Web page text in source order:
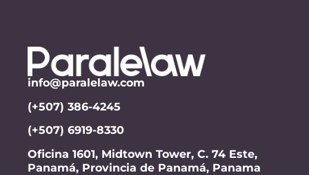
info@paralelaw.com
(+507) 386-4245
(+507) 6919-8330
Oficina 1601, Midtown Tower, C. 74 Este,
Panamá, Provincia de Panamá, Panama